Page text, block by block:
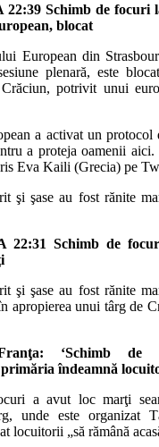
22:39 Schimb de focuri
blocat
European din
plenară, este
potrivit unui
a activat un protocol
a proteja oamenii aici.
Eva Kaili (Grecia) pe
şi şase au fost rănite
22:31 Schimb de
şi şase au fost rănite
apropierea unui târg de
‘Schimb
îndeamnă
a avut loc marţi
unde este organizat
locuitorii „să rămână